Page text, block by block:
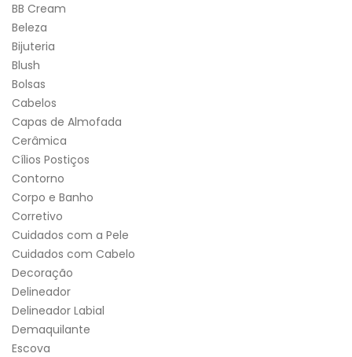
BB Cream
Beleza
Bijuteria
Blush
Bolsas
Cabelos
Capas de Almofada
Cerâmica
Cílios Postiços
Contorno
Corpo e Banho
Corretivo
Cuidados com a Pele
Cuidados com Cabelo
Decoração
Delineador
Delineador Labial
Demaquilante
Escova